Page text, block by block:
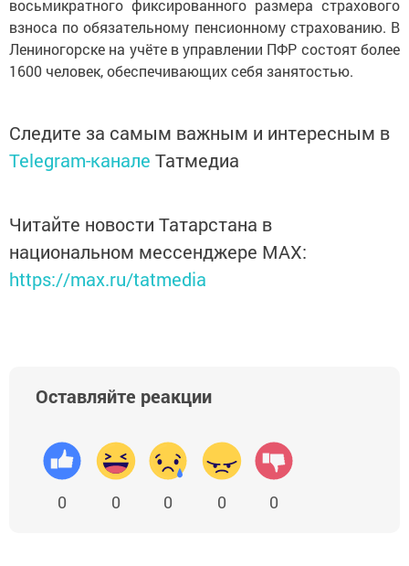
восьмикратного фиксированного размера страхового
взноса по обязательному пенсионному страхованию. В
Лениногорске на учёте в управлении ПФР состоят более
1600 человек, обеспечивающих себя занятостью.
Следите за самым важным и интересным в
Telegram-канале Татмедиа
Читайте новости Татарстана в
национальном мессенджере MАХ:
https://max.ru/tatmedia
Оставляйте реакции
0 0 0 0 0